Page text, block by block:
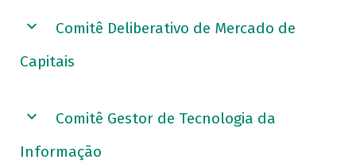
Comitê Deliberativo de Mercado de
Capitais
Comitê Gestor de Tecnologia da
Informação